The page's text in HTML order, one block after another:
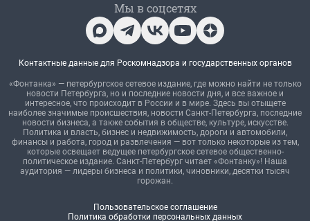
Мы в соцсетях
Контактные данные для Роскомнадзора и государственных органов
«Фонтанка» — петербургское сетевое издание, где можно найти не только
новости Петербурга, но и последние новости дня, и все важное и
интересное, что происходит в России и в мире. Здесь вы отыщете
наиболее значимые происшествия, новости Санкт-Петербурга, последние
новости бизнеса, а также события в обществе, культуре, искусстве.
Политика и власть, бизнес и недвижимость, дороги и автомобили,
финансы и работа, город и развлечения — вот только некоторые из тем,
которые освещает ведущее петербургское сетевое общественно-
политическое издание. Санкт-Петербург читает «Фонтанку»! Наша
аудитория — лидеры бизнеса и политики, чиновники, десятки тысяч
горожан.
Пользовательское соглашение
Политика обработки персональных данных